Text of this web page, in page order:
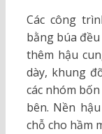
Các công
bằng búa
thêm hậu
dày, khung
các nhóm
bên. Nền
chỗ cho hầm